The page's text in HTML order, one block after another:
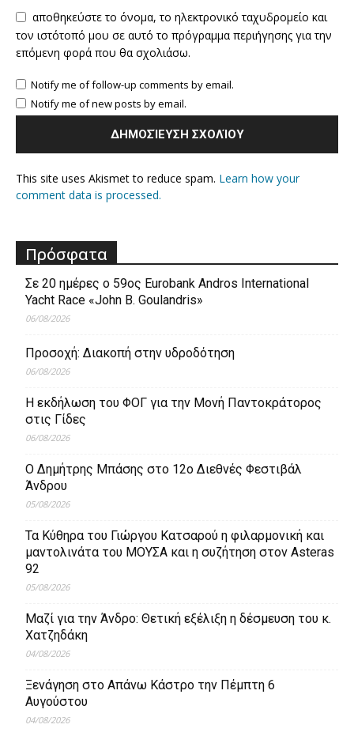
αποθηκεύστε το όνομα, το ηλεκτρονικό ταχυδρομείο και
τον ιστότοπό μου σε αυτό το πρόγραμμα περιήγησης για την
επόμενη φορά που θα σχολιάσω.
Notify me of follow-up comments by email.
Notify me of new posts by email.
This site uses Akismet to reduce spam. Learn how your
comment data is processed.
Πρόσφατα
Σε 20 ημέρες ο 59ος Eurobank Andros International
Yacht Race «John B. Goulandris»
06/08/2026
Προσοχή: Διακοπή στην υδροδότηση
06/08/2026
Η εκδήλωση του ΦΟΓ για την Μονή Παντοκράτορος
στις Γίδες
06/08/2026
Ο Δημήτρης Μπάσης στο 12ο Διεθνές Φεστιβάλ
Άνδρου
05/08/2026
Τα Κύθηρα του Γιώργου Κατσαρού η φιλαρμονική και
μαντολινάτα του ΜΟΥΣΑ και η συζήτηση στον Asteras
92
05/08/2026
Μαζί για την Άνδρο: Θετική εξέλιξη η δέσμευση του κ.
Χατζηδάκη
04/08/2026
Ξενάγηση στο Απάνω Κάστρο την Πέμπτη 6
Αυγούστου
04/08/2026